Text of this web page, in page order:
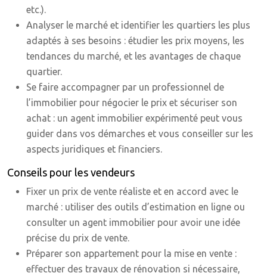
etc.).
Analyser le marché et identifier les quartiers les plus
adaptés à ses besoins : étudier les prix moyens, les
tendances du marché, et les avantages de chaque
quartier.
Se faire accompagner par un professionnel de
l’immobilier pour négocier le prix et sécuriser son
achat : un agent immobilier expérimenté peut vous
guider dans vos démarches et vous conseiller sur les
aspects juridiques et financiers.
Conseils pour les vendeurs
Fixer un prix de vente réaliste et en accord avec le
marché : utiliser des outils d’estimation en ligne ou
consulter un agent immobilier pour avoir une idée
précise du prix de vente.
Préparer son appartement pour la mise en vente :
effectuer des travaux de rénovation si nécessaire,